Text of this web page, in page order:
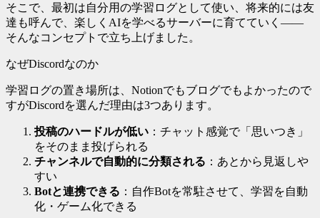
そこで、最初は自分用の学習ログとして使い、将来的には友
達も呼んで、楽しくAIを学べるサーバーに育てていく——
そんなコンセプトで立ち上げました。
なぜDiscordなのか
学習ログの置き場所は、Notionでもブログでもよかったので
すがDiscordを選んだ理由は3つあります。
投稿のハードルが低い ：チャット感覚で「思いつき」
をそのまま投げられる
チャンネルで自動的に分類される ：あとから見返しや
すい
Botと連携できる ：自作Botを常駐させて、学習を自動
化・ゲーム化できる